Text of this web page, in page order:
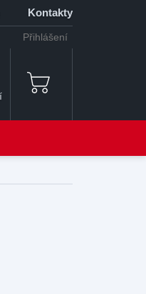
Kontakty
Přihlášení
NÁKUPNÍ